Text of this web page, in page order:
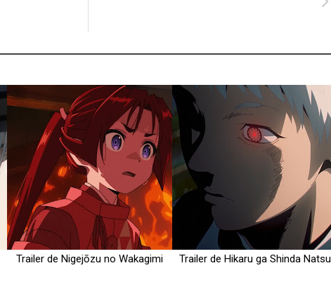
Trailer de Nigejōzu no Wakagimi Trailer de Hikaru ga Shinda Natsu